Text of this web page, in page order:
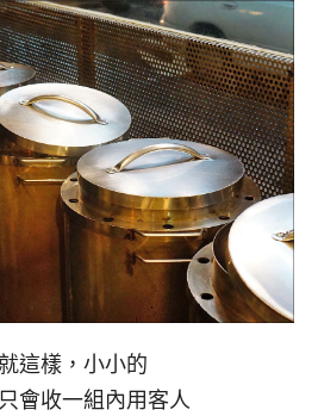
這樣，小小的
會收一組內用客人